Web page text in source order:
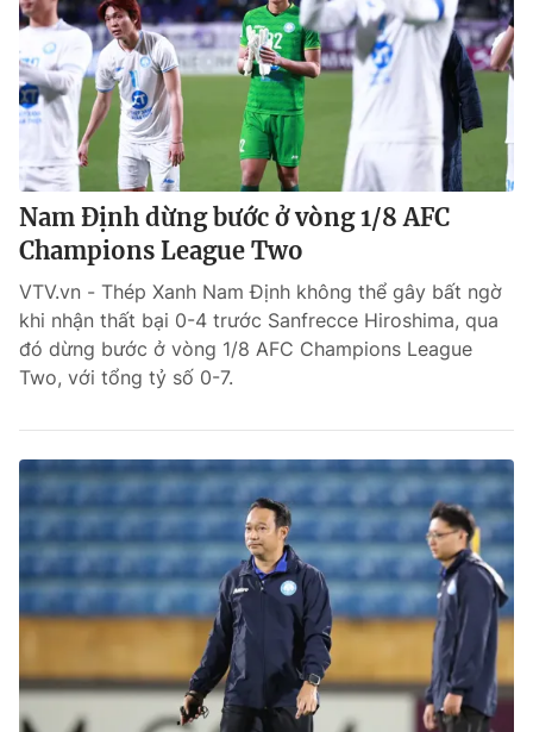
Nam Định dừng bước ở vòng 1/8 AFC
Champions League Two
VTV.vn - Thép Xanh Nam Định không thể gây bất ngờ
khi nhận thất bại 0-4 trước Sanfrecce Hiroshima, qua
đó dừng bước ở vòng 1/8 AFC Champions League
Two, với tổng tỷ số 0-7.